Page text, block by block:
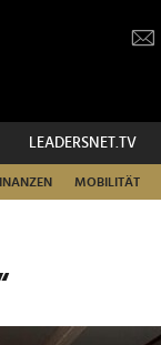
LEADERSNET.TV
MOBILITÄT